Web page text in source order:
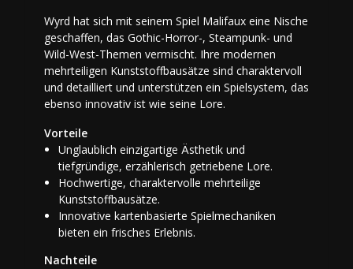
Wyrd hat sich mit seinem Spiel Malifaux eine Nische
geschaffen, das Gothic-Horror-, Steampunk- und
Wild-West-Themen vermischt. Ihre modernen
mehrteiligen Kunststoffbausätze sind charaktervoll
und detailliert und unterstützen ein Spielsystem, das
ebenso innovativ ist wie seine Lore.
Vorteile
Unglaublich einzigartige Ästhetik und
tiefgründige, erzählerisch getriebene Lore.
Hochwertige, charaktervolle mehrteilige
Kunststoffbausätze.
Innovative kartenbasierte Spielmechaniken
bieten ein frisches Erlebnis.
Nachteile